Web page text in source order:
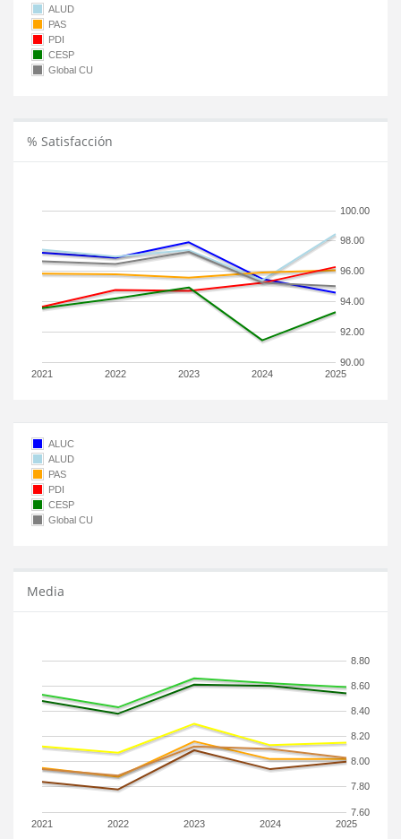
ALUD
PAS
PDI
CESP
Global CU
% Satisfacción
2021 2022 2023 2024 2025
90.00
92.00
94.00
96.00
98.00
100.00
ALUC
ALUD
PAS
PDI
CESP
Global CU
Media
2021 2022 2023 2024 2025
7.60
7.80
8.00
8.20
8.40
8.60
8.80